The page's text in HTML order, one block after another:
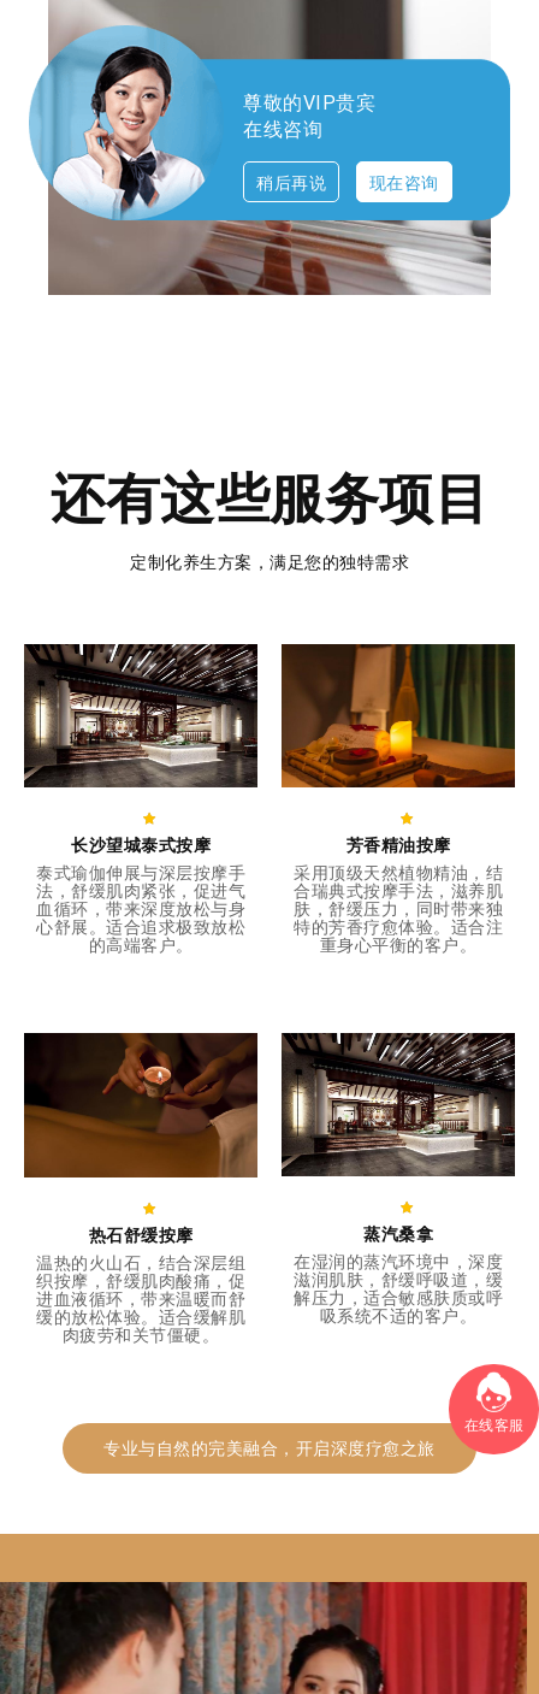
尊敬的VIP贵宾
在线咨询
稍后再说 现在咨询
在线客服
还有这些服务项目
定制化养生方案，满足您的独特需求
长沙望城泰式按摩
泰式瑜伽伸展与深层按摩手
法，舒缓肌肉紧张，促进气
血循环，带来深度放松与身
心舒展。适合追求极致放松
的高端客户。
芳香精油按摩
采用顶级天然植物精油，结
合瑞典式按摩手法，滋养肌
肤，舒缓压力，同时带来独
特的芳香疗愈体验。适合注
重身心平衡的客户。
热石舒缓按摩
温热的火山石，结合深层组
织按摩，舒缓肌肉酸痛，促
进血液循环，带来温暖而舒
缓的放松体验。适合缓解肌
肉疲劳和关节僵硬。
蒸汽桑拿
在湿润的蒸汽环境中，深度
滋润肌肤，舒缓呼吸道，缓
解压力，适合敏感肤质或呼
吸系统不适的客户。
专业与自然的完美融合，开启深度疗愈之旅